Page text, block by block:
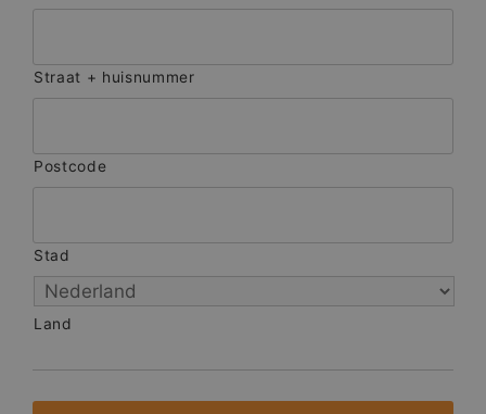
Straat + huisnummer
Postcode
Stad
Land